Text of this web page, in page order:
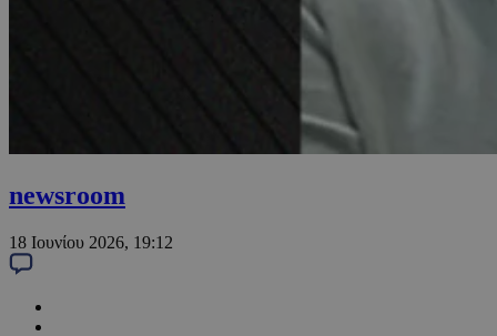
newsroom
18 Ιουνίου 2026, 19:12